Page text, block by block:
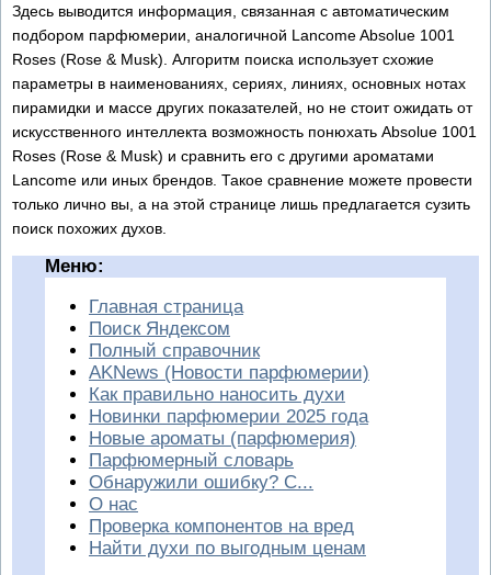
Здесь выводится информация, связанная с автоматическим
подбором парфюмерии, аналогичной Lancome Absolue 1001
Roses (Rose & Musk). Алгоритм поиска использует схожие
параметры в наименованиях, сериях, линиях, основных нотах
пирамидки и массе других показателей, но не стоит ожидать от
искусственного интеллекта возможность понюхать Absolue 1001
Roses (Rose & Musk) и сравнить его с другими ароматами
Lancome или иных брендов. Такое сравнение можете провести
только лично вы, а на этой странице лишь предлагается сузить
поиск похожих духов.
Меню:
Главная страница
Поиск Яндексом
Полный справочник
AKNews (Новости парфюмерии)
Как правильно наносить духи
Новинки парфюмерии 2025 года
Новые ароматы (парфюмерия)
Парфюмерный словарь
Обнаружили ошибку? С...
О нас
Проверка компонентов на вред
Найти духи по выгодным ценам